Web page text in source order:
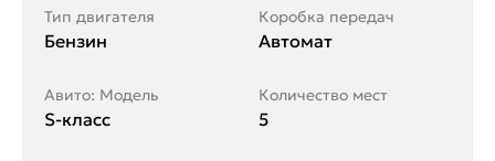
Тип двигателя
Бензин
Коробка передач
Автомат
Авито: Модель
S-класс
Количество мест
5